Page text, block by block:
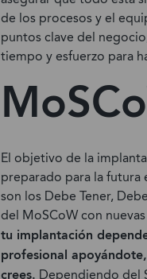
de los procesos y el
puntos clave del
tiempo y esfuerzo para
El objetivo de la
preparado para la futura
son los Debe Tener,
del MoSCoW con
tu implantación
profesional
Dependiendo del